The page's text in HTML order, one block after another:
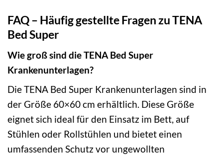
FAQ – Häufig gestellte Fragen zu TENA
Bed Super
Wie groß sind die TENA Bed Super
Krankenunterlagen?
Die TENA Bed Super Krankenunterlagen sind in
der Größe 60×60 cm erhältlich. Diese Größe
eignet sich ideal für den Einsatz im Bett, auf
Stühlen oder Rollstühlen und bietet einen
umfassenden Schutz vor ungewollten